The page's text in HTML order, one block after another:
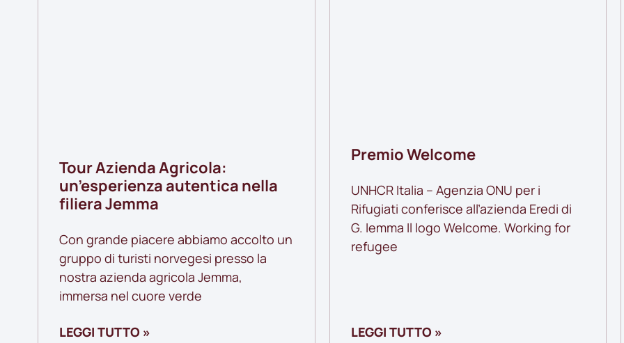
Tour Azienda Agricola:
un’esperienza autentica nella
filiera Jemma
Con grande piacere abbiamo accolto un
gruppo di turisti norvegesi presso la
nostra azienda agricola Jemma,
immersa nel cuore verde
LEGGI TUTTO »
Premio Welcome
UNHCR Italia – Agenzia ONU per i
Rifugiati conferisce all’azienda Eredi di
G. Iemma Il logo Welcome. Working for
refugee
LEGGI TUTTO »